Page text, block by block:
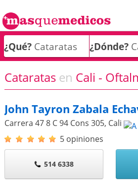
¿Qué? ¿Dónde?
Cataratas en Cali -
John Tayron Zabala
Carrera 47 8 C 94 Cons 305, Cali
5 opiniones
514 6338